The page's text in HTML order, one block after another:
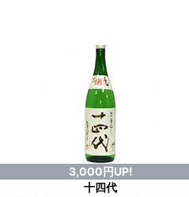
3,000円UP!
十四代